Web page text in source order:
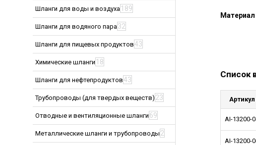
Mатериал
Список
Артикул
AI-13200-
AI-13200-
Шланги для воды и воздуха 189
Шланги для водяного пара32
Шланги для пищевых продуктов43
Химические шланги 18
Шланги для нефтепродуктов43
Трубопроводы (для твердых веществ) 23
Отводные и вентиляционные шланги 69
Металлические шланги и трубопроводы 2